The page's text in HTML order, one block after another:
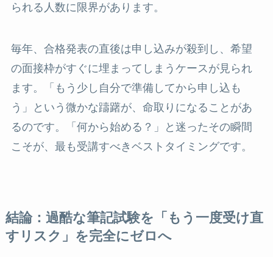
られる人数に限界があります。
毎年、合格発表の直後は申し込みが殺到し、希望
の面接枠がすぐに埋まってしまうケースが見られ
ます。「もう少し自分で準備してから申し込も
う」という微かな躊躇が、命取りになることがあ
るのです。「何から始める？」と迷ったその瞬間
こそが、最も受講すべきベストタイミングです。
結論：過酷な筆記試験を「もう一度受け直
すリスク」を完全にゼロへ